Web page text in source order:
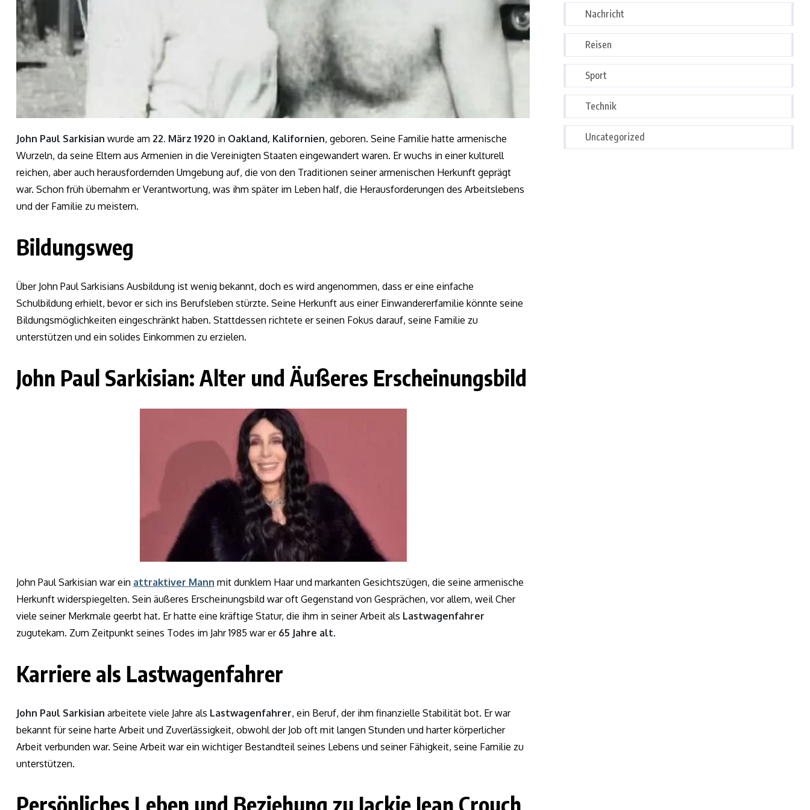
John Paul Sarkisian wurde am 22. März 1920 in Oakland, Kalifornien, geboren. Seine Familie hatte armenische
Wurzeln, da seine Eltern aus Armenien in die Vereinigten Staaten eingewandert waren. Er wuchs in einer kulturell
reichen, aber auch herausfordernden Umgebung auf, die von den Traditionen seiner armenischen Herkunft geprägt
war. Schon früh übernahm er Verantwortung, was ihm später im Leben half, die Herausforderungen des Arbeitslebens
und der Familie zu meistern.
Bildungsweg
Über John Paul Sarkisians Ausbildung ist wenig bekannt, doch es wird angenommen, dass er eine einfache
Schulbildung erhielt, bevor er sich ins Berufsleben stürzte. Seine Herkunft aus einer Einwandererfamilie könnte seine
Bildungsmöglichkeiten eingeschränkt haben. Stattdessen richtete er seinen Fokus darauf, seine Familie zu
unterstützen und ein solides Einkommen zu erzielen.
John Paul Sarkisian: Alter und Äußeres Erscheinungsbild
John Paul Sarkisian war ein attraktiver Mann mit dunklem Haar und markanten Gesichtszügen, die seine armenische
Herkunft widerspiegelten. Sein äußeres Erscheinungsbild war oft Gegenstand von Gesprächen, vor allem, weil Cher
viele seiner Merkmale geerbt hat. Er hatte eine kräftige Statur, die ihm in seiner Arbeit als Lastwagenfahrer
zugutekam. Zum Zeitpunkt seines Todes im Jahr 1985 war er 65 Jahre alt.
Karriere als Lastwagenfahrer
John Paul Sarkisian arbeitete viele Jahre als Lastwagenfahrer, ein Beruf, der ihm finanzielle Stabilität bot. Er war
bekannt für seine harte Arbeit und Zuverlässigkeit, obwohl der Job oft mit langen Stunden und harter körperlicher
Arbeit verbunden war. Seine Arbeit war ein wichtiger Bestandteil seines Lebens und seiner Fähigkeit, seine Familie zu
unterstützen.
Persönliches Leben und Beziehung zu Jackie Jean Crouch
Nachricht
Reisen
Sport
Technik
Uncategorized